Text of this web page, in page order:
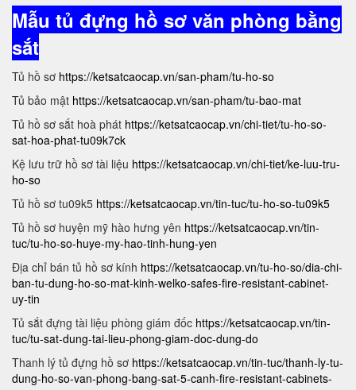
Mẫu tủ đựng hồ sơ văn phòng bằng
sắt
Tủ hồ sơ https://ketsatcaocap.vn/san-pham/tu-ho-so
Tủ bảo mật https://ketsatcaocap.vn/san-pham/tu-bao-mat
Tủ hồ sơ sắt hoà phát https://ketsatcaocap.vn/chi-tiet/tu-ho-so-
sat-hoa-phat-tu09k7ck
Kệ lưu trữ hồ sơ tài liệu https://ketsatcaocap.vn/chi-tiet/ke-luu-tru-
ho-so
Tủ hồ sơ tu09k5 https://ketsatcaocap.vn/tin-tuc/tu-ho-so-tu09k5
Tủ hồ sơ huyện mỹ hào hưng yên https://ketsatcaocap.vn/tin-
tuc/tu-ho-so-huye-my-hao-tinh-hung-yen
Địa chỉ bán tủ hồ sơ kính https://ketsatcaocap.vn/tu-ho-so/dia-chi-
ban-tu-dung-ho-so-mat-kinh-welko-safes-fire-resistant-cabinet-
uy-tin
Tủ sắt đựng tài liệu phòng giám đốc https://ketsatcaocap.vn/tin-
tuc/tu-sat-dung-tai-lieu-phong-giam-doc-dung-do
Thanh lý tủ đựng hồ sơ https://ketsatcaocap.vn/tin-tuc/thanh-ly-tu-
dung-ho-so-van-phong-bang-sat-5-canh-fire-resistant-cabinets-